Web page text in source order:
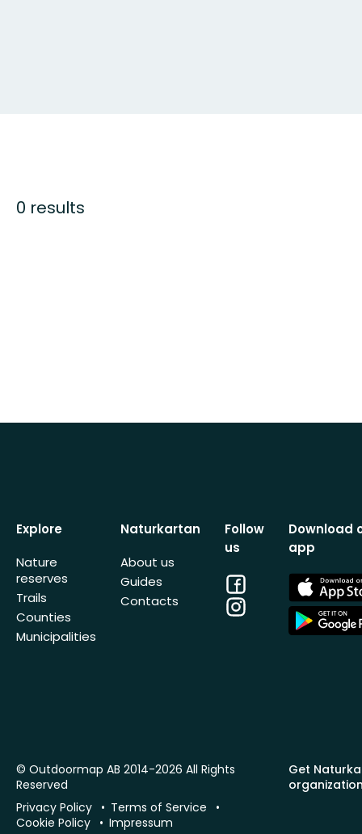
0 results
Explore
Nature
reserves
Trails
Counties
Municipalities
Naturkartan
About us
Guides
Contacts
Follow
us
Facebook
Instagram
Download
app
App
Store
App
Store
Get
© Outdoormap AB 2014-2026 All Rights
Reserved
Privacy Policy
Terms of Service
Cookie Policy
Impressum